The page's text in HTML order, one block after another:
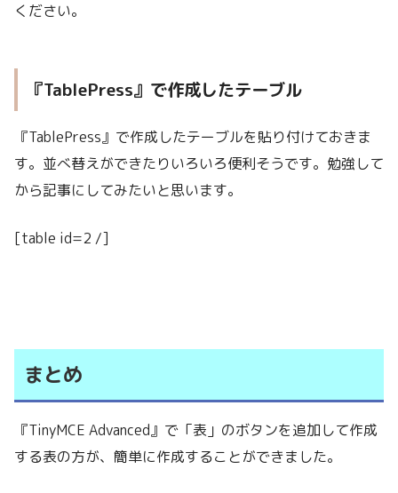
ください。
『TablePress』で作成したテーブル
『TablePress』で作成したテーブルを貼り付けておきま
す。並べ替えができたりいろいろ便利そうです。勉強して
から記事にしてみたいと思います。
[table id=2 /]
まとめ
『TinyMCE Advanced』で「表」のボタンを追加して作成
する表の方が、簡単に作成することができました。